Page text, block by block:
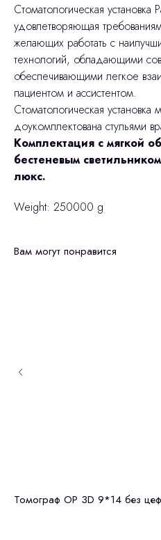
Cтоматологическая
удовлетворяющая
желающих работать с
технологий, обладающими
обеспечивающими легкое
пациентом и ассистентом.
Стоматологическая установка
доукомплектована стульями
Комплектация с мягкой
бестеневым
люкс.
Weight: 250000 g
Вам могут понравится
Томограф OP 3D 9*14 без